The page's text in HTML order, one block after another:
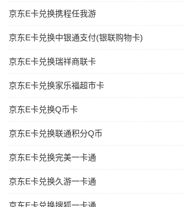
京东E卡兑换携程任我游
京东E卡兑换中银通支付(银联购物卡)
京东E卡兑换瑞祥商联卡
京东E卡兑换家乐福超市卡
京东E卡兑换Q币卡
京东E卡兑换联通积分Q币
京东E卡兑换完美一卡通
京东E卡兑换久游一卡通